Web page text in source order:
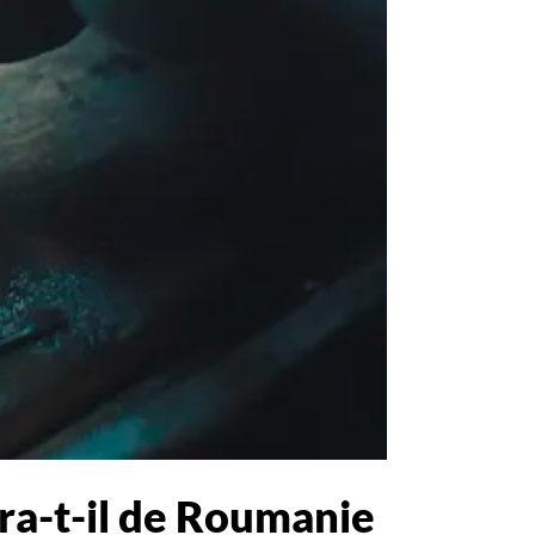
t-il de Roumanie